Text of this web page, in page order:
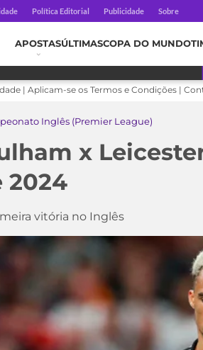
Política Editorial Publicidade Sobre
APOSTASÚLTIMASCOPA DO MUNDO
| Aplicam-se os Termos e Condições |
Inglês (Premier League)
x
2024
vitória no Inglês